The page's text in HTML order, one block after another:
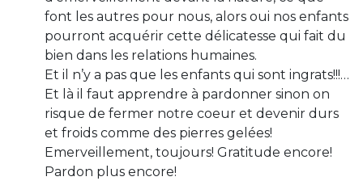
font les autres pour nous, alors oui nos enfants
pourront acquérir cette délicatesse qui fait du
bien dans les relations humaines.
Et il n’y a pas que les enfants qui sont ingrats!!!…
Et là il faut apprendre à pardonner sinon on
risque de fermer notre coeur et devenir durs
et froids comme des pierres gelées!
Emerveillement, toujours! Gratitude encore!
Pardon plus encore!